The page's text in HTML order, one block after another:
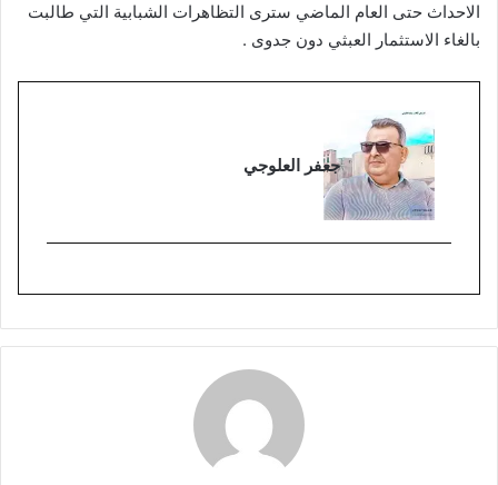
الاحداث حتى العام الماضي سترى التظاهرات الشبابية التي طالبت
بالغاء الاستثمار العبثي دون جدوى .
جعفر العلوجي